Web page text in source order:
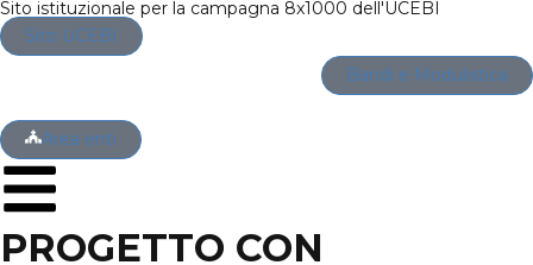
Sito istituzionale per la campagna 8x1000 dell'UCEBI
Sito UCEBI
Bandi e Modulistica
Area enti
PROGETTO CON